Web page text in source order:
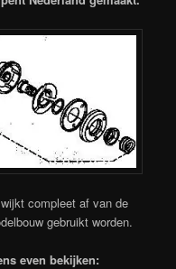
compleet af van de
gebruikt worden.
even bekijken: